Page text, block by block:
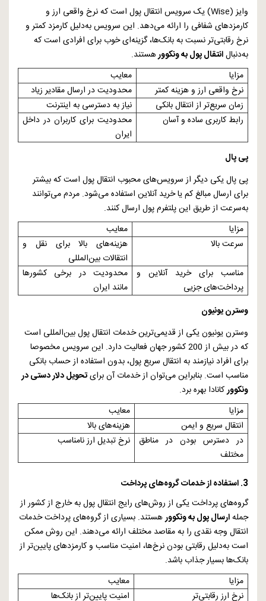
وایز (Wise) یک سرویس انتقال پول است که نرخ واقعی ارز و
کارمزدهای شفافی را ارائه می‌دهد. این سرویس به‌دلیل کارمزد کمتر و
نرخ رقابتی‌تر نسبت به بانک‌ها، گزینه‌ای خوب برای افرادی است که
به‌دنبالانتقال پول به ونکوورهستند.
مزایا
معایب
نرخ واقعی ارز و هزینه کمتر
محدودیت در ارسال مقادیر زیاد
زمان سریع‌تر از انتقال بانکی
نیاز به دسترسی به اینترنت
رابط کاربری ساده و آسان
محدودیت برای کاربران در داخل
ایران
پی پال
پی پال یکی دیگر از سرویس‌های محبوب انتقال پول است که بیشتر
برای ارسال مبالغ کم یا خرید آنلاین استفاده می‌شود. مردم می‌توانند
به‌سرعت از طریق این پلتفرم پول ارسال کنند.
مزایا
معایب
سرعت بالا
هزینه‌های بالا برای نقل و
انتقالات بین‌المللی
مناسب برای خرید آنلاین و
پرداخت‌های جزیی
محدودیت در برخی کشورها
مانند ایران
وسترن یونیون
وسترن یونیون یکی از قدیمی‌ترین خدمات انتقال پول بین‌المللی است
که در بیش از 200 کشور جهان فعالیت دارد. این سرویس مخصوصا
برای افراد نیازمند به انتقال سریع پول، بدون استفاده از حساب بانکی
مناسب است. بنابراین می‌توان از خدمات آن برایتحویل دلار دستی در
ونکوورکانادا بهره برد.
مزایا
معایب
انتقال سریع و ایمن
هزینه‌های بالا
در دسترس بودن در مناطق
مختلف
نرخ تبدیل ارز نامناسب
3. استفاده از خدمات گروه‌های پرداخت
گروه‌های پرداخت یکی از روش‌های رایج انتقال پول به خارج از کشور از
جملهارسال پول به ونکوورهستند. بسیاری از گروه‌های پرداخت خدمات
انتقال وجه نقدی را به مقاصد مختلف ارائه می‌دهند. این روش ممکن
است به‌دلیل رقابتی بودن نرخ‌ها، امنیت مناسب و کارمزدهای پایین‌تر از
بانک‌ها بسیار جذاب باشد.
مزایا
معایب
نرخ ارز رقابتی‌تر
امنیت پایین‌تر از بانک‌ها